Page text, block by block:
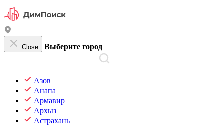
Close Выберите город
Азов
Анапа
Армавир
Архыз
Астрахань